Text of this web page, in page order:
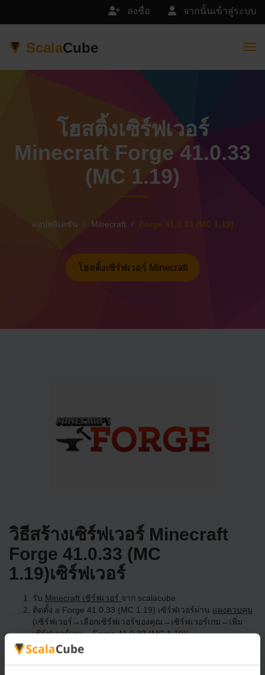
จากนั้นเข้าสู่ระบบ
ลงชื่อ
ScalaCube
โฮสติ้งเซิร์ฟเวอร์
Minecraft Forge 41.0.33
(MC 1.19)
แอปพลิเคชัน Minecraft Forge 41.0.33 (MC 1.19)
โฮสติ้งเซิร์ฟเวอร์ Minecraft
วิธีสร้างเซิร์ฟเวอร์ Minecraft
Forge 41.0.33 (MC
1.19)เซิร์ฟเวอร์
รับ Minecraft เซิร์ฟเวอร์ จาก scalacube
ติดตั้ง a Forge 41.0.33 (MC 1.19) เซิร์ฟเวอร์ผ่าน แผงควบคุม
(เซิร์ฟเวอร์→เลือกเซิร์ฟเวอร์ของคุณ→เซิร์ฟเวอร์เกม→เพิ่ม
เซิร์ฟเวอร์เกม→ Forge 41.0.33 (MC 1.19))
สนุกกับการเล่นบนเซิร์ฟเวอร์!